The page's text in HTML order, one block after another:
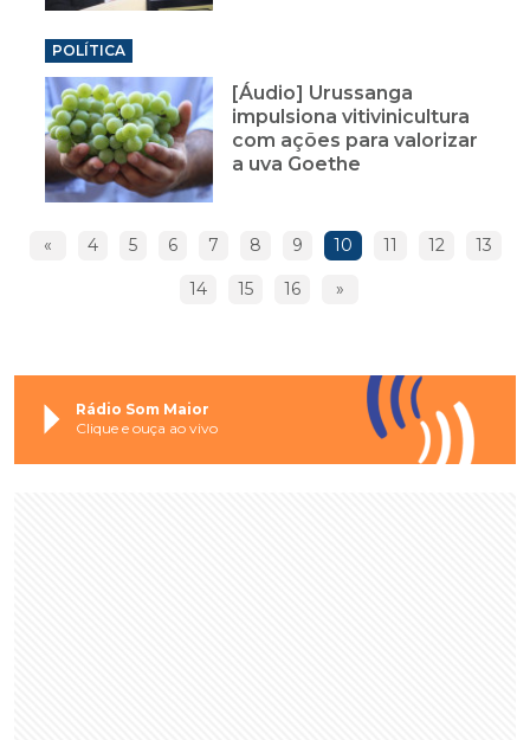
POLÍTICA
[Áudio] Urussanga
impulsiona vitivinicultura
com ações para valorizar
a uva Goethe
« 4 5 6 7 8 9 10 11 12 13
14 15 16 »
Rádio Som Maior
Clique e ouça ao vivo